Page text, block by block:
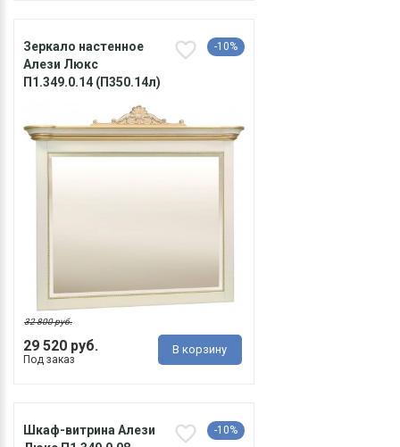
Зеркало настенное
Алези Люкс
П1.349.0.14 (П350.14л)
-10%
29 520 руб.
32 800 руб.
Под заказ
В корзину
Шкаф-витрина Алези
-10%